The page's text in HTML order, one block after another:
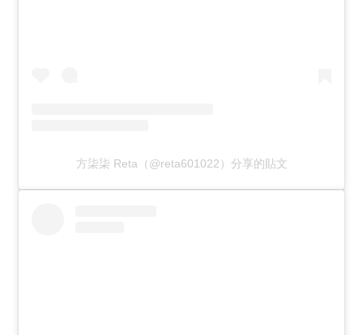
方柒柒 Reta（@reta601022）分享的貼文